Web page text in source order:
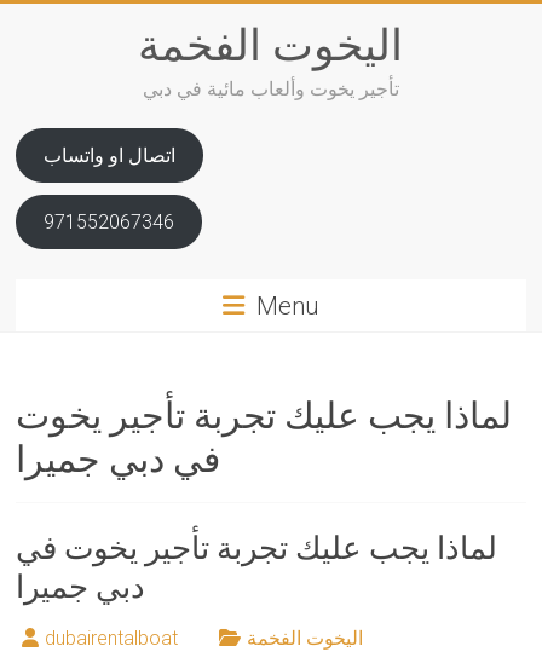
اليخوت الفخمة
تأجير يخوت وألعاب مائية في دبي
اتصال او واتساب
971552067346
Menu
لماذا يجب عليك تجربة تأجير يخوت
في دبي جميرا
لماذا يجب عليك تجربة تأجير يخوت في
دبي جميرا
dubairentalboat اليخوت الفخمة